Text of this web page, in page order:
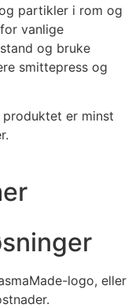
partikler i rom og
vanlige
og bruke
smittepress og
er minst
logo, eller